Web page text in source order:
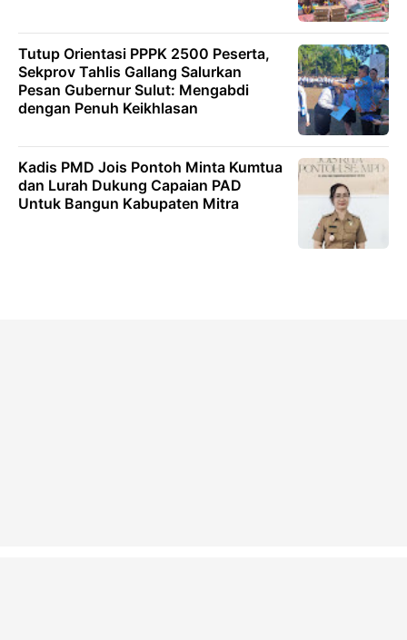
Tutup Orientasi PPPK 2500 Peserta,
Sekprov Tahlis Gallang Salurkan
Pesan Gubernur Sulut: Mengabdi
dengan Penuh Keikhlasan
Kadis PMD Jois Pontoh Minta Kumtua
dan Lurah Dukung Capaian PAD
Untuk Bangun Kabupaten Mitra